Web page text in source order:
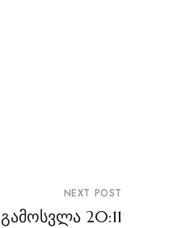
NEXT POST
გამოსვლა 20:11